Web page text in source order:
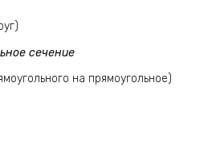
сечение
на прямоугольное)